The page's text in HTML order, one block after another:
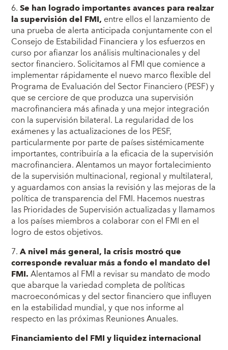
6.Se han logrado importantes avances para realzar
la supervisión del FMI, entre ellos el lanzamiento de
una prueba de alerta anticipada conjuntamente con el
Consejo de Estabilidad Financiera y los esfuerzos en
curso por afianzar los análisis multinacionales y del
sector financiero. Solicitamos al FMI que comience a
implementar rápidamente el nuevo marco flexible del
Programa de Evaluación del Sector Financiero (PESF) y
que se cerciore de que produzca una supervisión
macrofinanciera más afinada y una mejor integración
con la supervisión bilateral. La regularidad de los
exámenes y las actualizaciones de los PESF,
particularmente por parte de países sistémicamente
importantes, contribuiría a la eficacia de la supervisión
macrofinanciera. Alentamos un mayor fortalecimiento
de la supervisión multinacional, regional y multilateral,
y aguardamos con ansias la revisión y las mejoras de la
política de transparencia del FMI. Hacemos nuestras
las Prioridades de Supervisión actualizadas y llamamos
a los países miembros a colaborar con el FMI en el
logro de estos objetivos.
7.A nivel más general, la crisis mostró que
corresponde revaluar más a fondo el mandato del
FMI.Alentamos al FMI a revisar su mandato de modo
que abarque la variedad completa de políticas
macroeconómicas y del sector financiero que influyen
en la estabilidad mundial, y que nos informe al
respecto en las próximas Reuniones Anuales.
Financiamiento del FMI y liquidez internacional